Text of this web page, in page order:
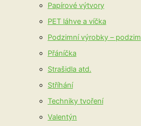
Papírové výtvory
PET láhve a víčka
Podzimní výrobky – podzim
Přáníčka
Strašidla atd.
Stříhání
Techniky tvoření
Valentýn